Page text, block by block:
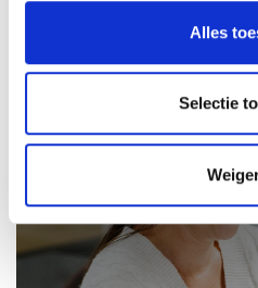
Alles
Selectie
1 SOLLICITATIE